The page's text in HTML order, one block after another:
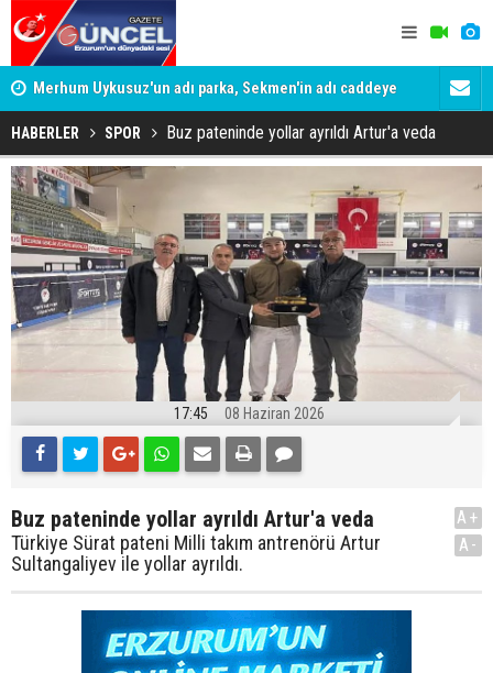
Merhum Uykusuz'un adı parka, Sekmen'in adı caddeye
verildi Gözaltına
HABERLER SPOR Buz pateninde yollar ayrıldı Artur'a veda
17:45 08 Haziran 2026
Buz pateninde yollar ayrıldı Artur'a veda
Türkiye Sürat pateni Milli takım antrenörü Artur
Sultangaliyev ile yollar ayrıldı.
A+
A-